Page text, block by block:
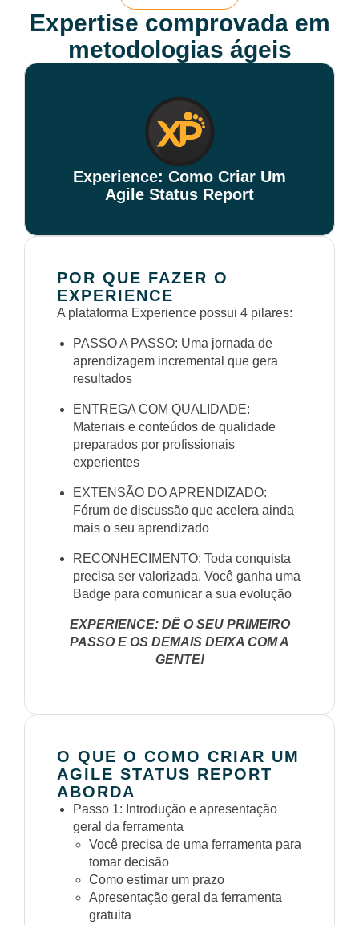
Expertise comprovada em
metodologias ágeis
Experience: Como Criar Um
Agile Status Report
POR QUE FAZER O
EXPERIENCE
A plataforma Experience possui 4 pilares:
PASSO A PASSO: Uma jornada de
aprendizagem incremental que gera
resultados
ENTREGA COM QUALIDADE:
Materiais e conteúdos de qualidade
preparados por profissionais
experientes
EXTENSÃO DO APRENDIZADO:
Fórum de discussão que acelera ainda
mais o seu aprendizado
RECONHECIMENTO: Toda conquista
precisa ser valorizada. Você ganha uma
Badge para comunicar a sua evolução
EXPERIENCE: DÊ O SEU PRIMEIRO
PASSO E OS DEMAIS DEIXA COM A
GENTE!
O QUE O COMO CRIAR UM
AGILE STATUS REPORT
ABORDA
Passo 1: Introdução e apresentação
geral da ferramenta
Você precisa de uma ferramenta para
tomar decisão
Como estimar um prazo
Apresentação geral da ferramenta
gratuita